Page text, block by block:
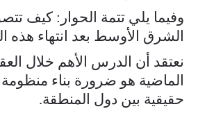
وفيما يلي تتمة الحوار: كيف
الشرق الأوسط بعد انتهاء هذه
نعتقد أن الدرس الأهم خلال
الماضية هو ضرورة بناء
حقيقية بين دول المنطقة.